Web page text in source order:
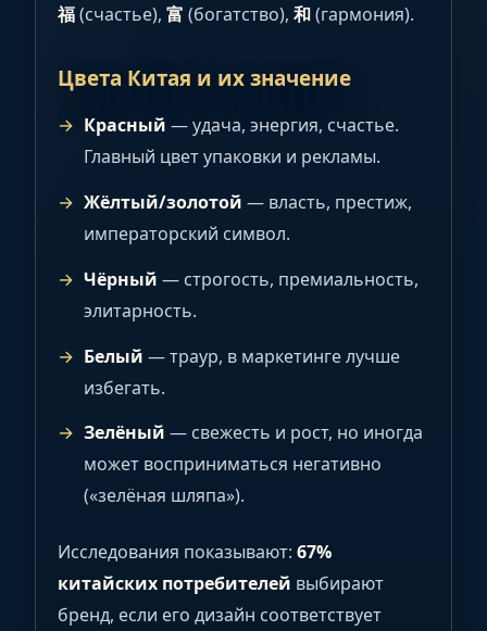
福(счастье), 富 (богатство), 和(гармония).
Цвета Китая и их значение
Красный — удача, энергия, счастье.
Главный цвет упаковки и рекламы.
Жёлтый/золотой — власть, престиж,
императорский символ.
Чёрный — строгость, премиальность,
элитарность.
Белый — траур, в маркетинге лучше
избегать.
Зелёный — свежесть и рост, но иногда
может восприниматься негативно
(«зелёная шляпа»).
Исследования показывают: 67%
китайских потребителей выбирают
бренд, если его дизайн соответствует